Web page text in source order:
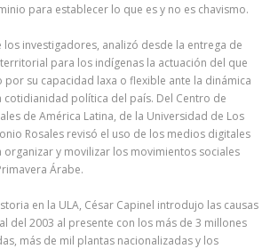
para establecer lo que es y no es chavismo.
los investigadores, analizó desde la entrega de
para los indígenas la actuación del que
por su capacidad laxa o flexible ante la dinámica
política del país. Del Centro de
de América Latina, de la Universidad de Los
Rosales revisó el uso de los medios digitales
y movilizar los movimientos sociales
Árabe.
en la ULA, César Capinel introdujo las causas
del 2003 al presente con los más de 3 millones
más de mil plantas nacionalizadas y los